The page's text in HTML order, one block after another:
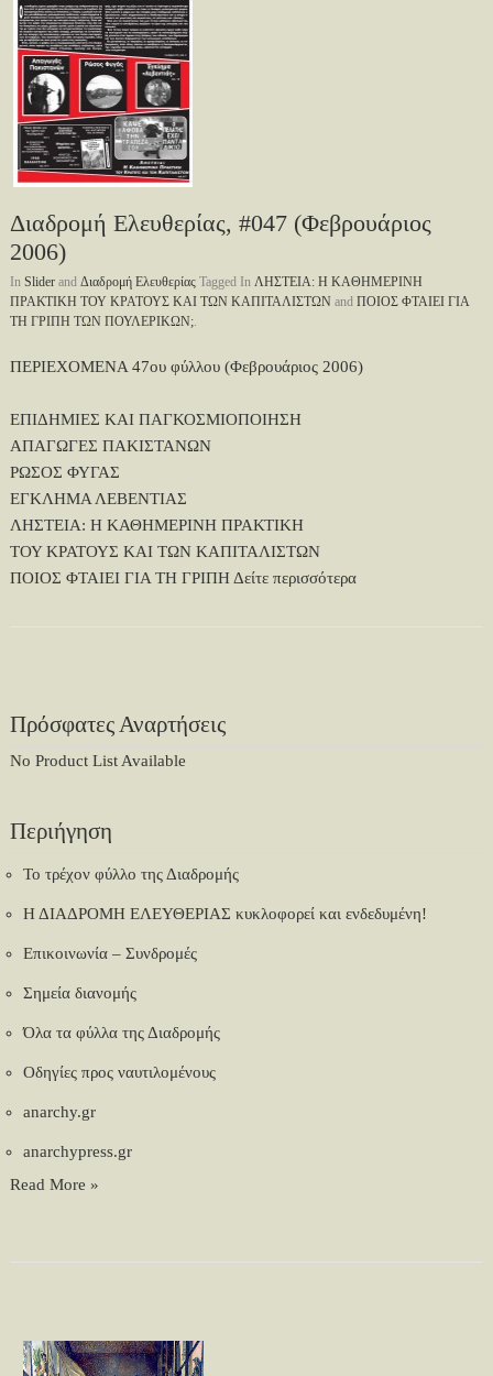
Διαδρομή Ελευθερίας, #047 (Φεβρουάριος
2006)
In Sliderand Διαδρομή ΕλευθερίαςTagged In ΛΗΣΤΕΙΑ: Η ΚΑΘΗΜΕΡΙΝΗ
ΠΡΑΚΤΙΚΗ ΤΟΥ ΚΡΑΤΟΥΣ ΚΑΙ ΤΩΝ ΚΑΠΙΤΑΛΙΣΤΩΝand ΠΟΙΟΣ ΦΤΑΙΕΙ ΓΙΑ
ΤΗ ΓΡΙΠΗ ΤΩΝ ΠΟΥΛΕΡΙΚΩΝ;.
ΠΕΡΙΕΧΟΜΕΝΑ 47ου φύλλου (Φεβρουάριος 2006)
ΕΠΙΔΗΜΙΕΣ ΚΑΙ ΠΑΓΚΟΣΜΙΟΠΟΙΗΣΗ
ΑΠΑΓΩΓΕΣ ΠΑΚΙΣΤΑΝΩΝ
ΡΩΣΟΣ ΦΥΓΑΣ
ΕΓΚΛΗΜΑ ΛΕΒΕΝΤΙΑΣ
ΛΗΣΤΕΙΑ: Η ΚΑΘΗΜΕΡΙΝΗ ΠΡΑΚΤΙΚΗ
ΤΟΥ ΚΡΑΤΟΥΣ ΚΑΙ ΤΩΝ ΚΑΠΙΤΑΛΙΣΤΩΝ
ΠΟΙΟΣ ΦΤΑΙΕΙ ΓΙΑ ΤΗ ΓΡΙΠΗΔείτε περισσότερα
Πρόσφατες Αναρτήσεις
No Product List Available
Περιήγηση
Το τρέχον φύλλο της Διαδρομής
Η ΔΙΑΔΡΟΜΗ ΕΛΕΥΘΕΡΙΑΣ κυκλοφορεί και ενδεδυμένη!
Επικοινωνία – Συνδρομές
Σημεία διανομής
Όλα τα φύλλα της Διαδρομής
Οδηγίες προς ναυτιλομένους
anarchy.gr
anarchypress.gr
Read More »